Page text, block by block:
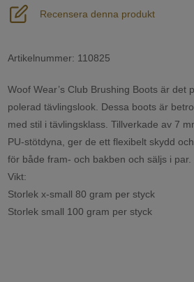
Recensera denna produkt
Artikelnummer: 110825
Woof Wear’s Club Brushing Boots är
polerad tävlingslook. Dessa boots är
med stil i tävlingsklass. Tillverkade av 7
PU-stötdyna, ger de ett flexibelt skydd
för både fram- och bakben och säljs i par.
Vikt:
Storlek x-small 80 gram per styck
Storlek small 100 gram per styck